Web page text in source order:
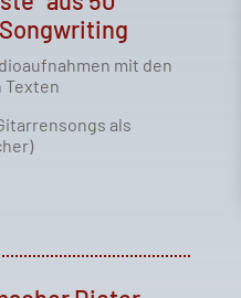
mit den
Texten
als